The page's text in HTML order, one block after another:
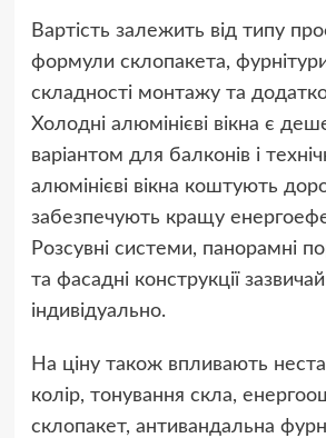
Вартість залежить від типу
формули склопакета,
складності монтажу та
Холодні алюмінієві вікна є
варіантом для балконів і
алюмінієві вікна коштують
забезпечують кращу
Розсувні системи, панорамні
та фасадні конструкції
індивідуально.
На ціну також впливають
колір, тонування скла,
склопакет, антивандальна